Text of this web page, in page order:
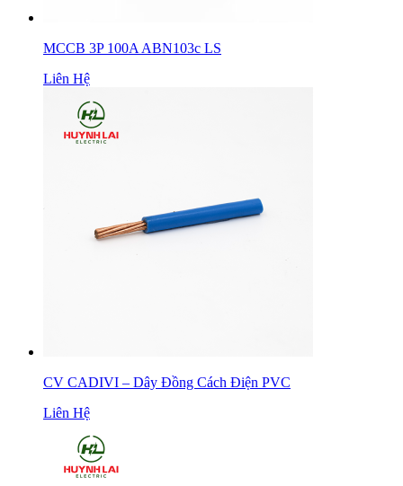
MCCB 3P 100A ABN103c LS
Liên Hệ
CV CADIVI – Dây Đồng Cách Điện PVC
Liên Hệ